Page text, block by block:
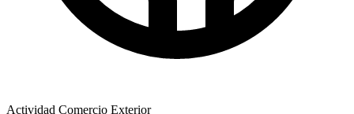
Actividad Comercio Exterior